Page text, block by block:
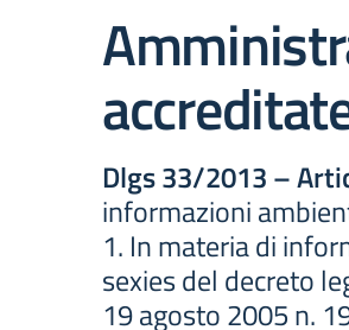
Dlgs 33/2013 –
informazioni
1. In materia di
sexies del decreto
19 agosto 2005 n.